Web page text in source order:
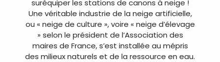
suréquiper les stations de canons à neige !
Une véritable industrie de la neige artificielle,
ou « neige de culture », voire « neige d’élevage
» selon le président de l’Association des
maires de France, s’est installée au mépris
des milieux naturels et de la ressource en eau.